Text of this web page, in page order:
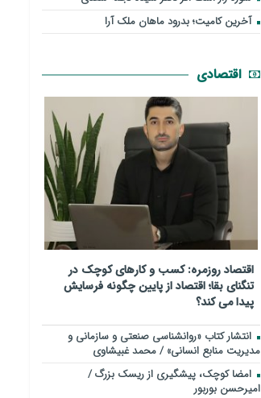
​آخرین کامیت؛ بدرود ماهان ملک آرا
اقتصادی
اقتصاد روزمره: کسب‌ و کارهای کوچک در
تنگنای بقا؛ اقتصاد از پایین چگونه فرسایش
پیدا می کند؟
انتشار کتاب «روانشناسی صنعتی و سازمانی و
مدیریت منابع انسانی» / محمد غبیشاوی
امضا کوچک، پیشگیری از ریسک بزرگ /
امیرحسن بوربور